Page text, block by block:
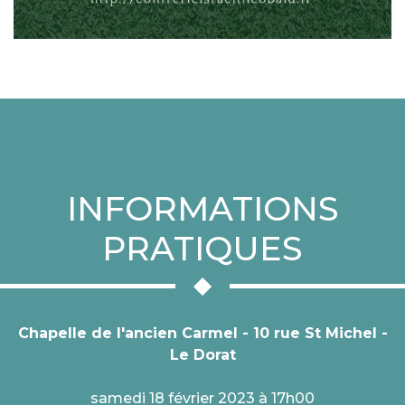
INFORMATIONS
PRATIQUES
Chapelle de l'ancien Carmel - 10 rue St Michel -
Le Dorat
samedi 18 février 2023 à 17h00